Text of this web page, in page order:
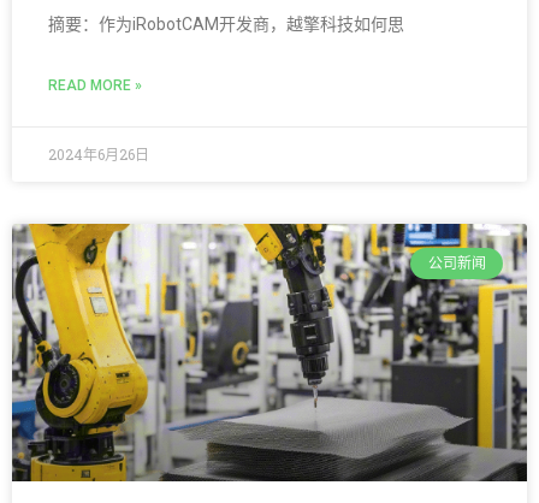
摘要：作为iRobotCAM开发商，越擎科技如何思
READ MORE »
2024年6月26日
公司新闻